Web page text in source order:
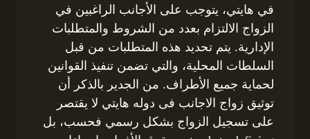
في هايتي، يتوجب على الأجانب الراغبين في
الزواج الالتزام بعدد من الشروط والمتطلبات
الإدارية. يتم تحديد هذه المتطلبات من قبل
السلطات المحلية، والتي تضمن تنفيذ القوانين
لحماية جميع الأطراف. من الجدير بالذكر أن
توثيق زواج الاجانب فى دوله هايتي لا يقتصر
على تسجيل الزواج بشكل رسمي فحسب، بل